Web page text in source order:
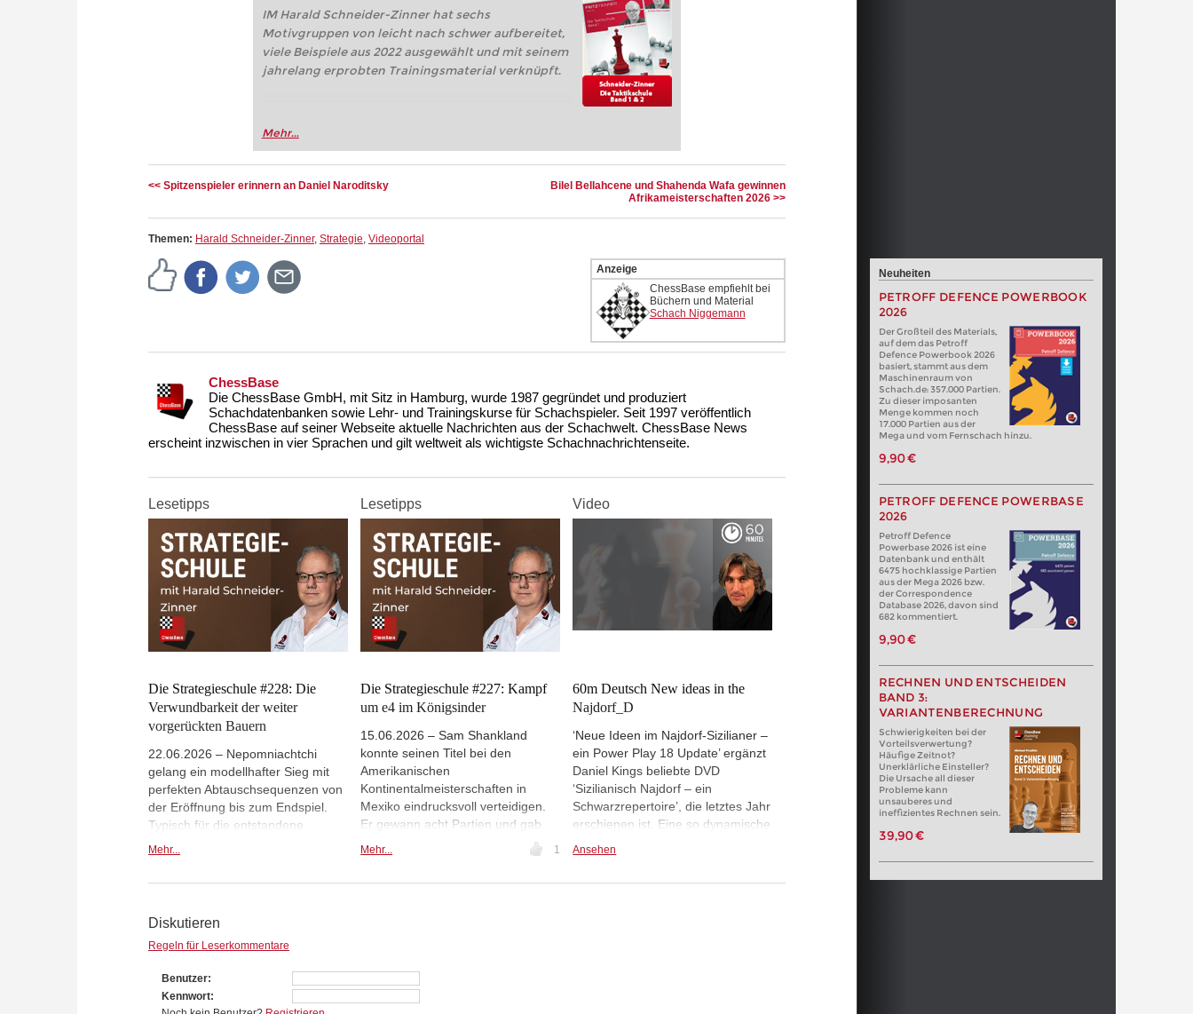
IM Harald Schneider-Zinner hat sechs
Motivgruppen von leicht nach schwer aufbereitet,
viele Beispiele aus 2022 ausgewählt und mit seinem
jahrelang erprobten Trainingsmaterial verknüpft.
Mehr...
<< Spitzenspieler erinnern an Daniel Naroditsky
Bilel Bellahcene und Shahenda Wafa gewinnen
Afrikameisterschaften 2026 >>
Themen: Harald Schneider-Zinner, Strategie, Videoportal
Anzeige
ChessBase empfiehlt bei
Büchern und Material
Schach Niggemann
ChessBase
Die ChessBase GmbH, mit Sitz in Hamburg, wurde 1987 gegründet und produziert
Schachdatenbanken sowie Lehr- und Trainingskurse für Schachspieler. Seit 1997 veröffentlich
ChessBase auf seiner Webseite aktuelle Nachrichten aus der Schachwelt. ChessBase News
erscheint inzwischen in vier Sprachen und gilt weltweit als wichtigste Schachnachrichtenseite.
Lesetipps
Die Strategieschule #228: Die
Verwundbarkeit der weiter
vorgerückten Bauern
22.06.2026 – Nepomniachtchi
gelang ein modellhafter Sieg mit
perfekten Abtauschsequenzen von
der Eröffnung bis zum Endspiel.
Typisch für die entstandene
Strukturen war, dass weiter
vorgerückte Bauern bei
heraus arbeitet.
Mehr...
Lesetipps
Die Strategieschule #227: Kampf
um e4 im Königsinder
15.06.2026 – Sam Shankland
konnte seinen Titel bei den
Amerikanischen
Kontinentalmeisterschaften in
Mexiko eindrucksvoll verteidigen.
Er gewann acht Partien und gab
nur drei Remisen ab. Besondern
gefällig war ein königsindischer
Mehr... 1
Video
60m Deutsch New ideas in the
Najdorf_D
‘Neue Ideen im Najdorf-Sizilianer –
ein Power Play 18 Update’ ergänzt
Daniel Kings beliebte DVD
‘Sizilianisch Najdorf – ein
Schwarzrepertoire’, die letztes Jahr
erschienen ist. Eine so dynamische
Najdorf-Sizilianer entwickelt sich
Ansehen
Diskutieren
Regeln für Leserkommentare
Benutzer
Kennwort
Neuheiten
PETROFF DEFENCE POWERBOOK
2026
Der Großteil des Materials,
auf dem das Petroff
Defence Powerbook 2026
basiert, stammt aus dem
Maschinenraum von
Schach.de: 357.000 Partien.
Zu dieser imposanten
Menge kommen noch
17.000 Partien aus der
Mega und vom Fernschach hinzu.
9,90 €
PETROFF DEFENCE POWERBASE
2026
Petroff Defence
Powerbase 2026 ist eine
Datenbank und enthält
6475 hochklassige Partien
aus der Mega 2026 bzw.
der Correspondence
Database 2026, davon sind
682 kommentiert.
9,90 €
RECHNEN UND ENTSCHEIDEN
BAND 3:
VARIANTENBERECHNUNG
Schwierigkeiten bei der
Vorteilsverwertung?
Häufige Zeitnot?
Unerklärliche Einsteller?
Die Ursache all dieser
Probleme kann
unsauberes und
ineffizientes Rechnen sein.
39,90 €